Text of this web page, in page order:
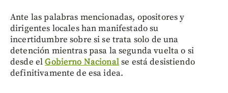
Ante las palabras mencionadas, opositores y
dirigentes locales han manifestado su
incertidumbre sobre si se trata solo de una
detención mientras pasa la segunda vuelta o si
desde elGobierno Nacionalse está desistiendo
definitivamente de esa idea.